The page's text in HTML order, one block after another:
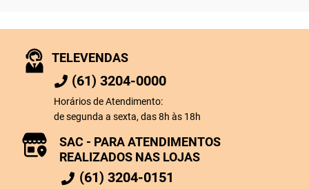
TELEVENDAS
(61) 3204-0000
Horários de Atendimento:
de segunda a sexta, das 8h às 18h
SAC - PARA ATENDIMENTOS
REALIZADOS NAS LOJAS
(61) 3204-0151